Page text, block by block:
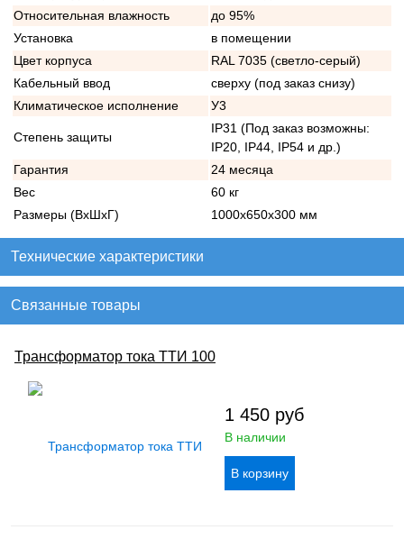
Относительная влажность
до 95%
Установка
в помещении
Цвет корпуса
RAL 7035 (светло-серый)
Кабельный ввод
сверху (под заказ снизу)
Климатическое исполнение
У3
Степень защиты
IP31 (Под заказ возможны:
IP20, IP44, IP54 и др.)
Гарантия
24 месяца
Вес
60 кг
Размеры (ВхШхГ)
1000х650х300 мм
Технические характеристики
Связанные товары
Трансформатор тока ТТИ 100
1 450 руб
В наличии